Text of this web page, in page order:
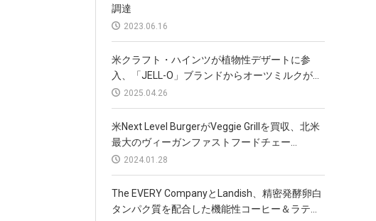
調達
2023.06.16
米クラフト・ハインツが植物性デザートに参
入、「JELL-O」ブランドからオーツミルクが...
2025.04.26
米Next Level BurgerがVeggie Grillを買収、北米
最大のヴィーガンファストフードチェー...
2024.01.28
The EVERY CompanyとLandish、精密発酵卵白
タンパク質を配合した機能性コーヒー＆ラテ...